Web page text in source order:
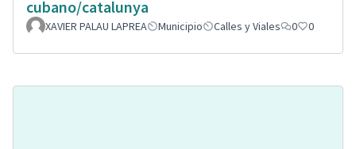
cubano/catalunya
XAVIER PALAU LAPREA Municipio Calles y Viales 0 0